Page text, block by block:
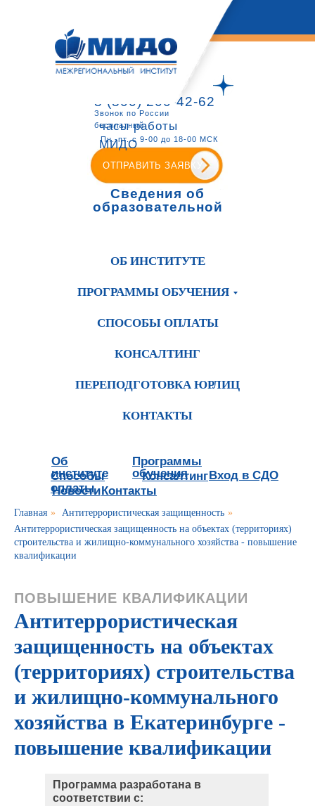
8 (800) 200-42-62
Звонок по России
бесплатный
ОТПРАВИТЬ ЗАЯВКУ
часы работы
МИДО
Пн.-пт. с 9-00 до 18-00 МСК
Сведения об
образовательной
ОБ ИНСТИТУТЕ
ПРОГРАММЫ ОБУЧЕНИЯ
СПОСОБЫ ОПЛАТЫ
КОНСАЛТИНГ
ПЕРЕПОДГОТОВКА ЮРЛИЦ
КОНТАКТЫ
Об
институте
Программы
обучения
Способы
оплаты
Консалтинг
Новости
Вход в СДО
Контакты
Главная » Антитеррористическая защищенность »
Антитеррористическая защищенность на объектах (территориях)
строительства и жилищно-коммунального хозяйства - повышение
квалификации
ПОВЫШЕНИЕ КВАЛИФИКАЦИИ
Антитеррористическая
защищенность на объектах
(территориях) строительства
и жилищно-коммунального
хозяйства в Екатеринбурге -
повышение квалификации
Программа разработана в
соответствии с: